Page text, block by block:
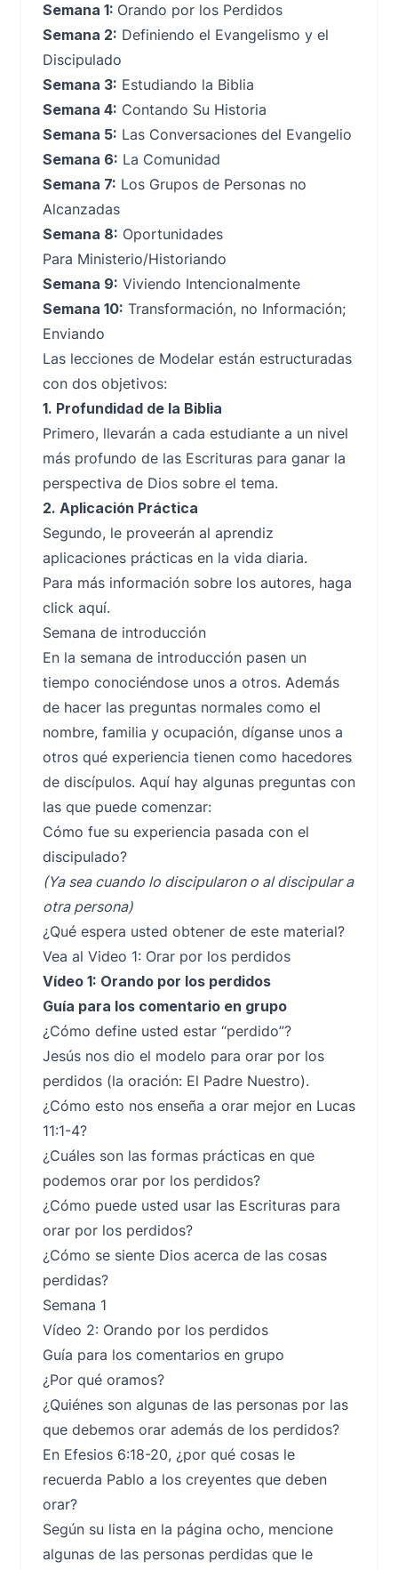
Semana 1: Orando por los Perdidos
Semana 2: Definiendo el Evangelismo y el
Discipulado
Semana 3: Estudiando la Biblia
Semana 4: Contando Su Historia
Semana 5: Las Conversaciones del Evangelio
Semana 6: La Comunidad
Semana 7: Los Grupos de Personas no
Alcanzadas
Semana 8: Oportunidades
Para Ministerio/Historiando
Semana 9: Viviendo Intencionalmente
Semana 10: Transformación, no Información;
Enviando
Las lecciones de Modelar están estructuradas
con dos objetivos:
1. Profundidad de la Biblia
Primero, llevarán a cada estudiante a un nivel
más profundo de las Escrituras para ganar la
perspectiva de Dios sobre el tema.
2. Aplicación Práctica
Segundo, le proveerán al aprendiz
aplicaciones prácticas en la vida diaria.
Para más información sobre los autores, haga
click aquí.
Semana de introducción
En la semana de introducción pasen un
tiempo conociéndose unos a otros. Además
de hacer las preguntas normales como el
nombre, familia y ocupación, díganse unos a
otros qué experiencia tienen como hacedores
de discípulos. Aquí hay algunas preguntas con
las que puede comenzar:
Cómo fue su experiencia pasada con el
discipulado?
(Ya sea cuando lo discipularon o al discipular a
otra persona)
¿Qué espera usted obtener de este material?
Vea al Video 1: Orar por los perdidos
Vídeo 1: Orando por los perdidos
Guía para los comentario en grupo
¿Cómo define usted estar “perdido”?
Jesús nos dio el modelo para orar por los
perdidos (la oración: El Padre Nuestro).
¿Cómo esto nos enseña a orar mejor en Lucas
11:1-4?
¿Cuáles son las formas prácticas en que
podemos orar por los perdidos?
¿Cómo puede usted usar las Escrituras para
orar por los perdidos?
¿Cómo se siente Dios acerca de las cosas
perdidas?
Semana 1
Vídeo 2: Orando por los perdidos
Guía para los comentarios en grupo
¿Por qué oramos?
¿Quiénes son algunas de las personas por las
que debemos orar además de los perdidos?
En Efesios 6:18-20, ¿por qué cosas le
recuerda Pablo a los creyentes que deben
orar?
Según su lista en la página ocho, mencione
algunas de las personas perdidas que le